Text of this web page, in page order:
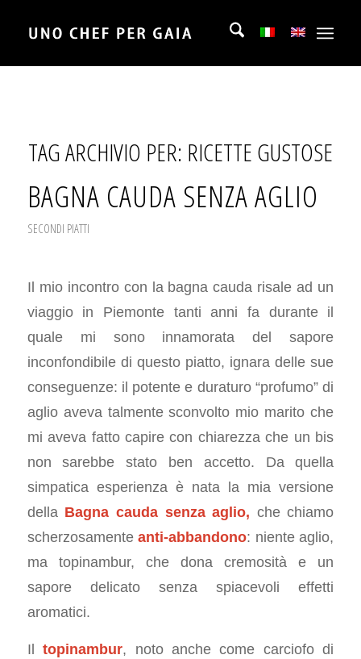
TAG ARCHIVIO PER: RICETTE GUSTOSE
BAGNA CAUDA SENZA AGLIO
SECONDI PIATTI
Il mio incontro con la bagna cauda risale ad un
viaggio in Piemonte tanti anni fa durante il
quale mi sono innamorata del sapore
inconfondibile di questo piatto, ignara delle sue
conseguenze: il potente e duraturo “profumo” di
aglio aveva talmente sconvolto mio marito che
mi aveva fatto capire con chiarezza che un bis
non sarebbe stato ben accetto. Da quella
simpatica esperienza è nata la mia versione
della Bagna cauda senza aglio, che chiamo
scherzosamenteanti-abbandono: niente aglio,
ma topinambur, che dona cremosità e un
sapore delicato senza spiacevoli effetti
aromatici.
Iltopinambur, noto anche come carciofo di